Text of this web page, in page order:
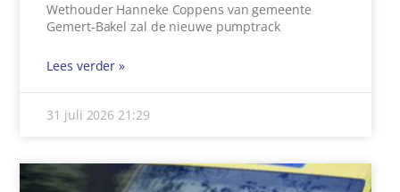
Wethouder Hanneke Coppens van gemeente
Gemert-Bakel zal de nieuwe pumptrack
Lees verder »
31 juli 202621:29